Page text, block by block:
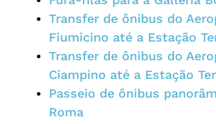
Transfer de ônibus do
Fiumicino até a Estação
Transfer de ônibus do
Ciampino até a Estação
Passeio de ônibus
Roma